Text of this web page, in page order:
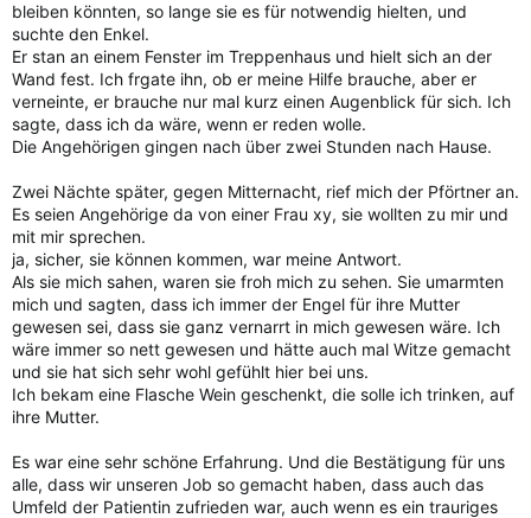
bleiben könnten, so lange sie es für notwendig hielten, und
suchte den Enkel.
Er stan an einem Fenster im Treppenhaus und hielt sich an der
Wand fest. Ich frgate ihn, ob er meine Hilfe brauche, aber er
verneinte, er brauche nur mal kurz einen Augenblick für sich. Ich
sagte, dass ich da wäre, wenn er reden wolle.
Die Angehörigen gingen nach über zwei Stunden nach Hause.
Zwei Nächte später, gegen Mitternacht, rief mich der Pförtner an.
Es seien Angehörige da von einer Frau xy, sie wollten zu mir und
mit mir sprechen.
ja, sicher, sie können kommen, war meine Antwort.
Als sie mich sahen, waren sie froh mich zu sehen. Sie umarmten
mich und sagten, dass ich immer der Engel für ihre Mutter
gewesen sei, dass sie ganz vernarrt in mich gewesen wäre. Ich
wäre immer so nett gewesen und hätte auch mal Witze gemacht
und sie hat sich sehr wohl gefühlt hier bei uns.
Ich bekam eine Flasche Wein geschenkt, die solle ich trinken, auf
ihre Mutter.
Es war eine sehr schöne Erfahrung. Und die Bestätigung für uns
alle, dass wir unseren Job so gemacht haben, dass auch das
Umfeld der Patientin zufrieden war, auch wenn es ein trauriges